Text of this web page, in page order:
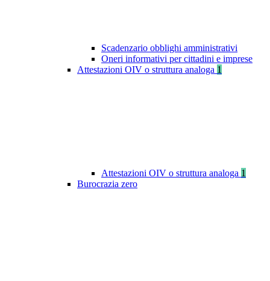
Scadenzario obblighi amministrativi
Oneri informativi per cittadini e imprese
Attestazioni OIV o struttura analoga 1
Attestazioni OIV o struttura analoga 1
Burocrazia zero